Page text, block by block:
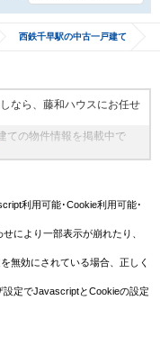
西鉄千早駅の中古一戸建て
なら、藤和ハウスにお任せ
ての物件情報を掲載中で
膨大なお取引により、西鉄
ームを見つけませんか？
利用可能･Cookie利用可能･
により一部表示が崩れたり、
無効にされている場合、正しく
定でJavascriptとCookieの設定